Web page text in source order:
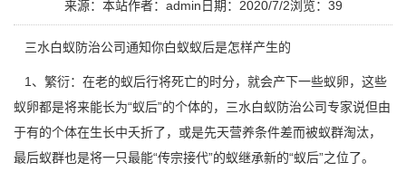
来源：本站作者：admin 日期：2020/7/2浏览： 39
三水白蚁防治公司通知你白蚁蚁后是怎样产生的
1、繁衍：在老的蚁后行将死亡的时分，就会产下一些蚁卵，这些
蚁卵都是将来能长为“蚁后”的个体的，三水白蚁防治公司专家说但由
于有的个体在生长中夭折了，或是先天营养条件差而被蚁群淘汰，
最后蚁群也是将一只最能“传宗接代”的蚁继承新的“蚁后”之位了。